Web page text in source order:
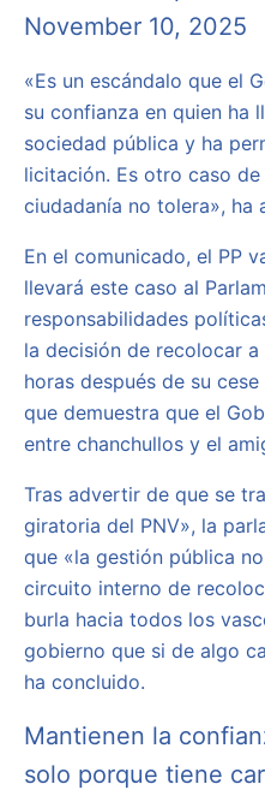
November 10, 2025
«Es un escándalo que el
su confianza en quien ha
sociedad pública y ha
licitación. Es otro caso
ciudadanía no tolera», ha
En el comunicado, el PP
llevará este caso al
responsabilidades
la decisión de recolocar a
horas después de su
que demuestra que el
entre chanchullos y el
Tras advertir de que se
giratoria del PNV», la
que «la gestión pública
circuito interno de
burla hacia todos los
gobierno que si de algo
ha concluido.
Mantienen la
solo porque tiene